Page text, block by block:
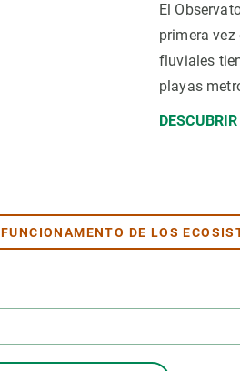
El
primera
fluviales
playas
DESCUBRIR
FUNCIONAMENTO DE LOS